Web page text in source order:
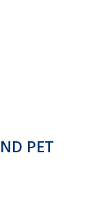
PET